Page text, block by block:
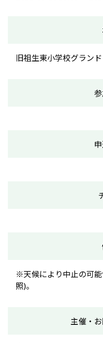
旧祖生東小学校グランド
※天候により中止の可
照)。
主催・